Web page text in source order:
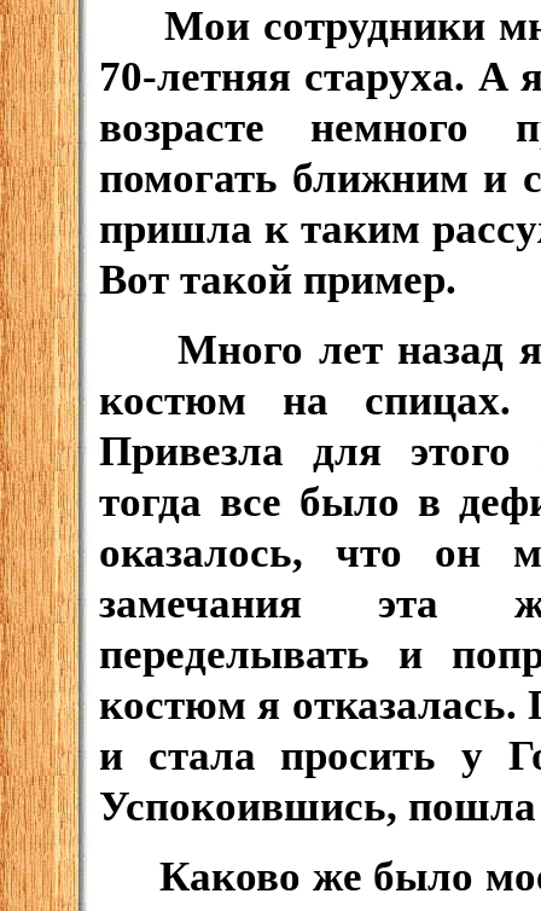
Мои сотрудники
70-летняя старуха. А
возрасте немного
помогать ближним и
пришла к таким
Вот такой пример.
Много лет назад я
костюм на спицах.
Привезла для
тогда все было в
оказалось, что он
замечания эта
переделывать и
костюм я
и стала просить у
Успокоившись, пошла
Каково же было мое